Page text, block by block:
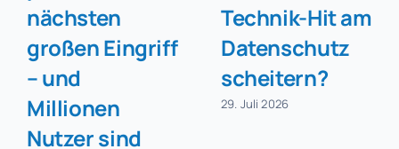
nächsten
großen Eingriff
– und
Millionen
Nutzer sind
Technik-Hit am
Datenschutz
scheitern?
29. Juli 2026